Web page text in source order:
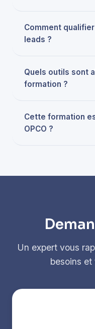
Comment
leads ?
Quels outils sont
formation ?
Cette formation
OPCO ?
Un expert vous
besoins et